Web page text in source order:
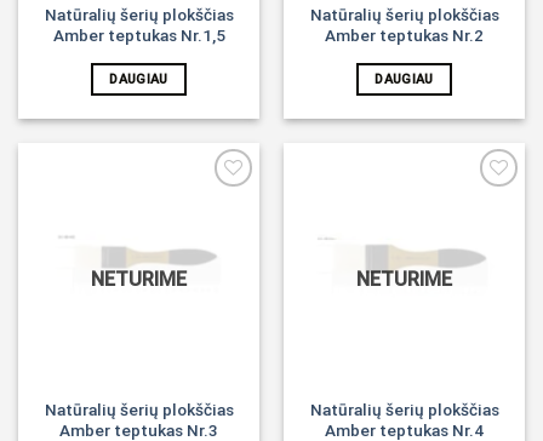
Natūralių šerių plokščias
Amber teptukas Nr.1,5
DAUGIAU
Natūralių šerių plokščias
Amber teptukas Nr.2
DAUGIAU
NETURIME
Natūralių šerių plokščias
Amber teptukas Nr.3
NETURIME
Natūralių šerių plokščias
Amber teptukas Nr.4